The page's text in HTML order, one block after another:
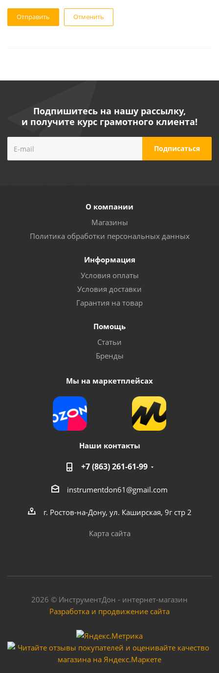
Отменить
Подпишитесь на нашу рассылку,
и получите курс грамотного клиента!
О компании
Магазины
Политика обработки персональных данных
Информация
Условия оплаты
Условия доставки
Гарантия на товар
Помощь
Статьи
Бренды
Мы на маркетплейсах
Наши контакты
+7 (863) 261-61-99
instrumentdon61@gmail.com
г. Ростов-на-Дону, ул. Каширская, 9г стр 2
Карта сайта
2026 © ИнструментДон - интернет-магазин
Разработка и продвижение сайта